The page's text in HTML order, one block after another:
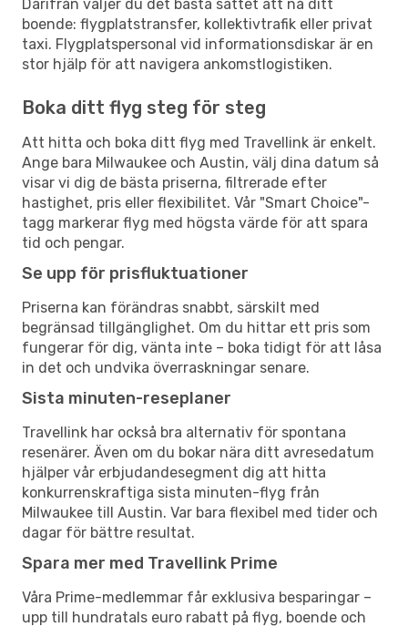
Därifrån väljer du det bästa sättet att nå ditt
boende: flygplatstransfer, kollektivtrafik eller privat
taxi. Flygplatspersonal vid informationsdiskar är en
stor hjälp för att navigera ankomstlogistiken.
Boka ditt flyg steg för steg
Att hitta och boka ditt flyg med Travellink är enkelt.
Ange bara Milwaukee och Austin, välj dina datum så
visar vi dig de bästa priserna, filtrerade efter
hastighet, pris eller flexibilitet. Vår "Smart Choice"-
tagg markerar flyg med högsta värde för att spara
tid och pengar.
Se upp för prisfluktuationer
Priserna kan förändras snabbt, särskilt med
begränsad tillgänglighet. Om du hittar ett pris som
fungerar för dig, vänta inte – boka tidigt för att låsa
in det och undvika överraskningar senare.
Sista minuten-reseplaner
Travellink har också bra alternativ för spontana
resenärer. Även om du bokar nära ditt avresedatum
hjälper vår erbjudandesegment dig att hitta
konkurrenskraftiga sista minuten-flyg från
Milwaukee till Austin. Var bara flexibel med tider och
dagar för bättre resultat.
Spara mer med Travellink Prime
Våra Prime-medlemmar får exklusiva besparingar –
upp till hundratals euro rabatt på flyg, boende och